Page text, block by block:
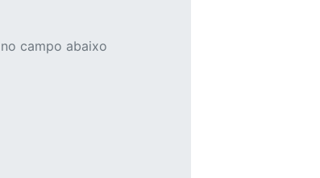
campo abaixo